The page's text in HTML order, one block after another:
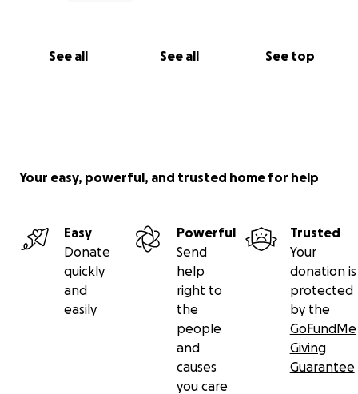
See all See all See top
Your easy, powerful, and trusted home for help
Easy
Donate
quickly
and
easily
Powerful
Send
help
right to
the
people
and
causes
you care
Trusted
Your
donation is
protected
by the
GoFundMe
Giving
Guarantee